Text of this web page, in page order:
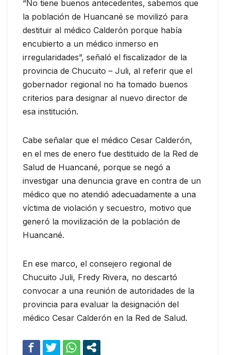
“No tiene buenos antecedentes, sabemos que
la población de Huancané se movilizó para
destituir al médico Calderón porque había
encubierto a un médico inmerso en
irregularidades”, señaló el fiscalizador de la
provincia de Chucuito – Juli, al referir que el
gobernador regional no ha tomado buenos
criterios para designar al nuevo director de
esa institución.
Cabe señalar que el médico Cesar Calderón,
en el mes de enero fue destituido de la Red de
Salud de Huancané, porque se negó a
investigar una denuncia grave en contra de un
médico que no atendió adecuadamente a una
víctima de violación y secuestro, motivo que
generó la movilización de la población de
Huancané.
En ese marco, el consejero regional de
Chucuito Juli, Fredy Rivera, no descartó
convocar a una reunión de autoridades de la
provincia para evaluar la designación del
médico Cesar Calderón en la Red de Salud.